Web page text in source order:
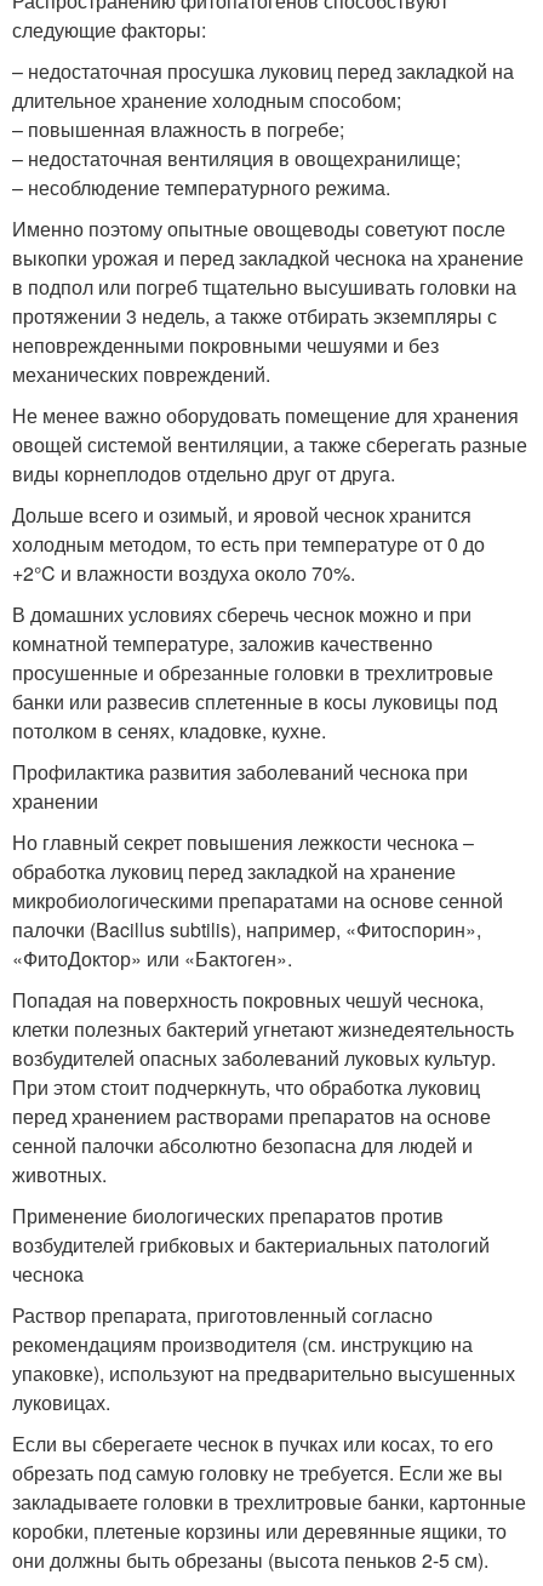
следующие факторы:
– недостаточная просушка луковиц перед закладкой на
длительное хранение холодным способом;
– повышенная влажность в погребе;
– недостаточная вентиляция в овощехранилище;
– несоблюдение температурного режима.
Именно поэтому опытные овощеводы советуют после
выкопки урожая и перед закладкой чеснока на хранение
в подпол или погреб тщательно высушивать головки на
протяжении 3 недель, а также отбирать экземпляры с
неповрежденными покровными чешуями и без
механических повреждений.
Не менее важно оборудовать помещение для хранения
овощей системой вентиляции, а также сберегать разные
виды корнеплодов отдельно друг от друга.
Дольше всего и озимый, и яровой чеснок хранится
холодным методом, то есть при температуре от 0 до
+2°C и влажности воздуха около 70%.
В домашних условиях сберечь чеснок можно и при
комнатной температуре, заложив качественно
просушенные и обрезанные головки в трехлитровые
банки или развесив сплетенные в косы луковицы под
потолком в сенях, кладовке, кухне.
Профилактика развития заболеваний чеснока при
хранении
Но главный секрет повышения лежкости чеснока –
обработка луковиц перед закладкой на хранение
микробиологическими препаратами на основе сенной
палочки (Bacillus subtilis), например, «Фитоспорин»,
«ФитоДоктор» или «Бактоген».
Попадая на поверхность покровных чешуй чеснока,
клетки полезных бактерий угнетают жизнедеятельность
возбудителей опасных заболеваний луковых культур.
При этом стоит подчеркнуть, что обработка луковиц
перед хранением растворами препаратов на основе
сенной палочки абсолютно безопасна для людей и
животных.
Применение биологических препаратов против
возбудителей грибковых и бактериальных патологий
чеснока
Раствор препарата, приготовленный согласно
рекомендациям производителя (см. инструкцию на
упаковке), используют на предварительно высушенных
луковицах.
Если вы сберегаете чеснок в пучках или косах, то его
обрезать под самую головку не требуется. Если же вы
закладываете головки в трехлитровые банки, картонные
коробки, плетеные корзины или деревянные ящики, то
они должны быть обрезаны (высота пеньков 2-5 см).